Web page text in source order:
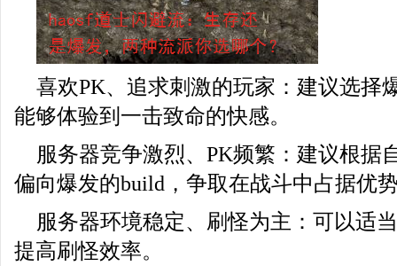
喜欢PK、追求刺激的玩家：建议选择
能够体验到一击致命的快感。
服务器竞争激烈、PK频繁：建议根据
偏向爆发的build，争取在战斗中占据优
服务器环境稳定、刷怪为主：可以适
提高刷怪效率。